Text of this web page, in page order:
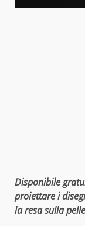
Disponibile
proiettare i
la resa sulla